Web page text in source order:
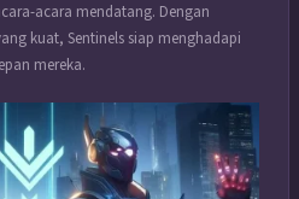
acara mendatang. Dengan
kuat, Sentinels siap menghadapi
mereka.